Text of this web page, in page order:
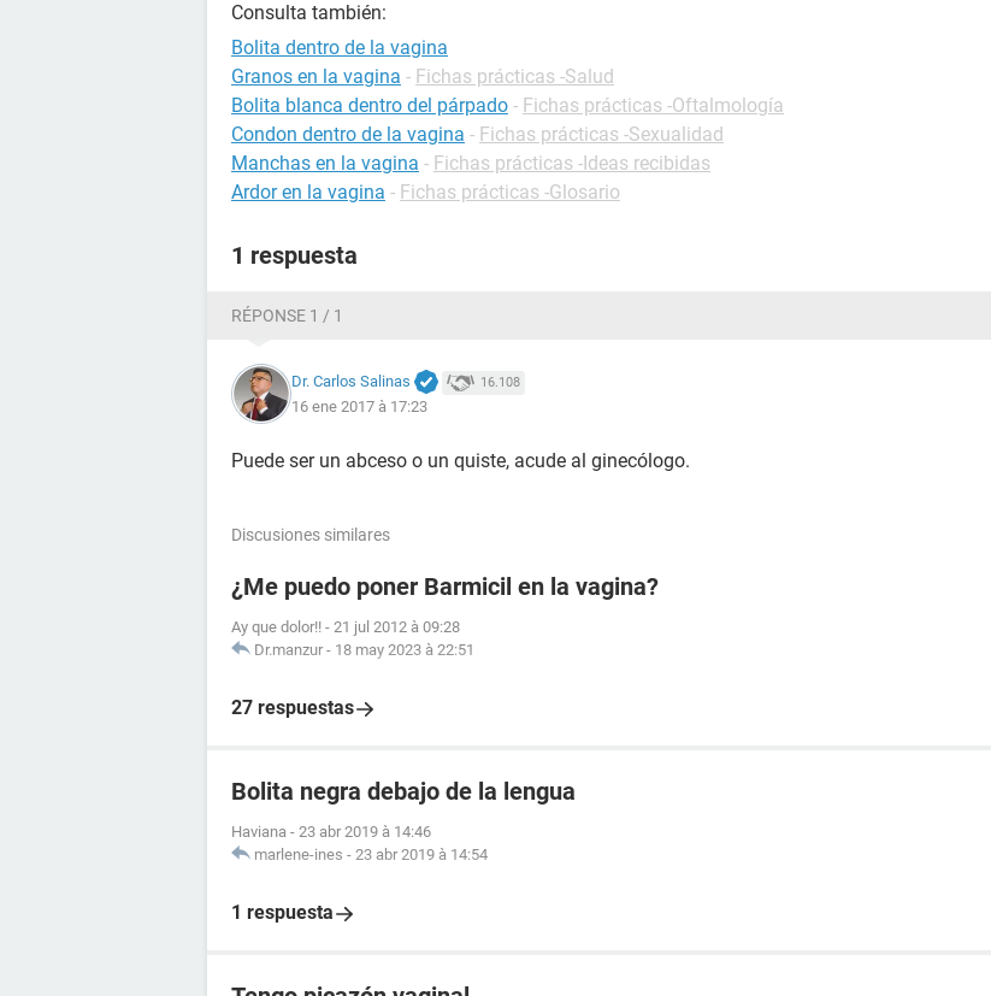
Consulta también:
Bolita dentro de la vagina
Granos en la vagina - Fichas prácticas -Salud
Bolita blanca dentro del párpado - Fichas prácticas -Oftalmología
Condon dentro de la vagina - Fichas prácticas -Sexualidad
Manchas en la vagina - Fichas prácticas -Ideas recibidas
Ardor en la vagina - Fichas prácticas -Glosario
1 respuesta
RÉPONSE 1 / 1
Dr. Carlos Salinas 16.108
16 ene 2017 à 17:23
Puede ser un abceso o un quiste, acude al ginecólogo.
Discusiones similares
¿Me puedo poner Barmicil en la vagina?
Ay que dolor!! - 21 jul 2012 à 09:28
Dr.manzur - 18 may 2023 à 22:51
27 respuestas
Bolita negra debajo de la lengua
Haviana - 23 abr 2019 à 14:46
marlene-ines - 23 abr 2019 à 14:54
1 respuesta